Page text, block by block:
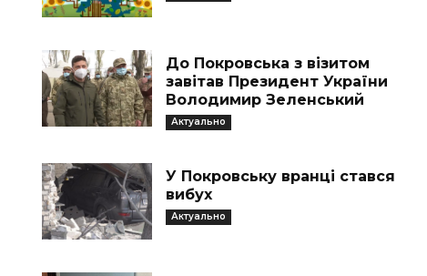
До Покровська з візитом
завітав Президент України
Володимир Зеленський
Актуально
У Покровську вранці стався
вибух
Актуально